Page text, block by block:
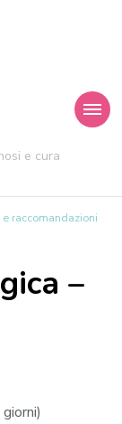
e cura
raccomandazioni
–